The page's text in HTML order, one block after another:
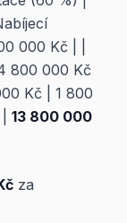
000 Kč | |
800 000 Kč
Kč | 1 800
13 800 000
za